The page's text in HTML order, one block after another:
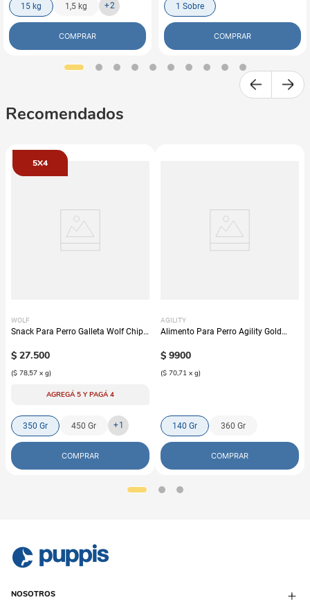
15 kg 1,5 kg +2
COMPRAR
1 Sobre
COMPRAR
Recomendados
5X4
WOLF
Snack Para Perro Galleta Wolf Chips
$ 27.500
($ 78,57 x g)
AGREGÁ 5 Y PAGÁ 4
350 Gr 450 Gr +1
COMPRAR
AGILITY
Alimento Para Perro Agility Gold
$ 9900
($ 70,71 x g)
140 Gr 360 Gr
COMPRAR
NOSOTROS